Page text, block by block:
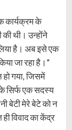
कार्यक्रम के
की थी। उन्होंने
है। अब इसे एक
जा रहा है।”
गया, जिसमें
के सिर्फ एक सदस्य
बेटी मेरे बेटे को न
विवाद का केंद्र